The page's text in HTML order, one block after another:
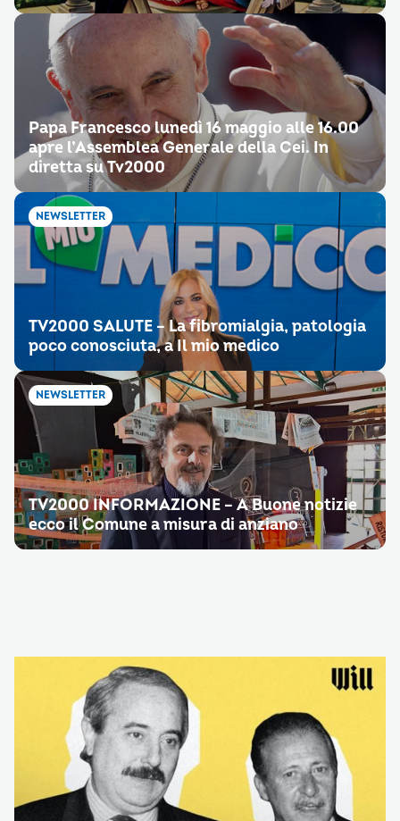
Papa Francesco lunedì 16 maggio alle 16.00
apre l’Assemblea Generale della Cei. In
diretta su Tv2000
NEWSLETTER
TV2000 SALUTE – La fibromialgia, patologia
poco conosciuta, a Il mio medico
NEWSLETTER
TV2000 INFORMAZIONE – A Buone notizie
ecco il Comune a misura di anziano